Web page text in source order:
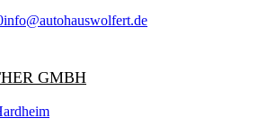
info@autohauswolfert.de
GMBH